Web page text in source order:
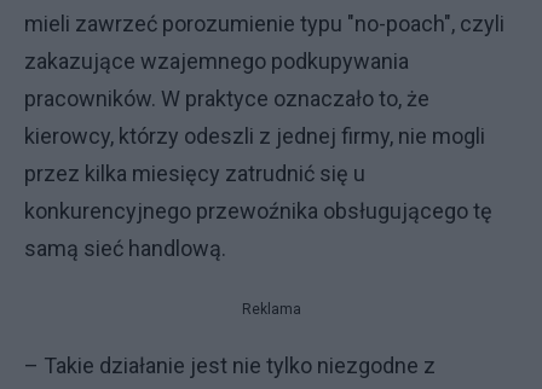
mieli zawrzeć porozumienie typu "no-poach", czyli
zakazujące wzajemnego podkupywania
pracowników. W praktyce oznaczało to, że
kierowcy, którzy odeszli z jednej firmy, nie mogli
przez kilka miesięcy zatrudnić się u
konkurencyjnego przewoźnika obsługującego tę
samą sieć handlową.
Reklama
– Takie działanie jest nie tylko niezgodne z